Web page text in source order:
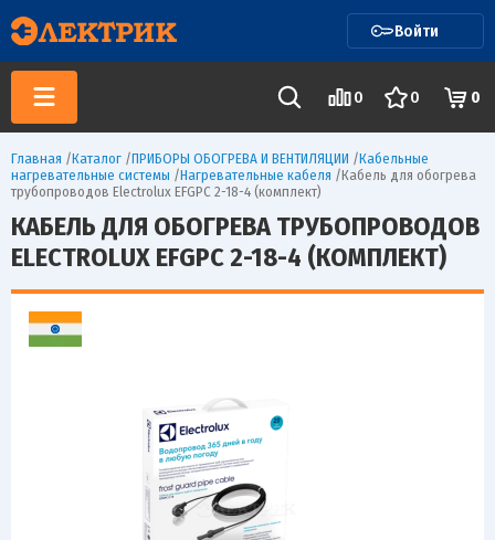
Войти
0 0 0
Главная /Каталог /ПРИБОРЫ ОБОГРЕВА И ВЕНТИЛЯЦИИ /Кабельные
нагревательные системы /Нагревательные кабеля /Кабель для обогрева
трубопроводов Electrolux EFGPC 2-18-4 (комплект)
КАБЕЛЬ ДЛЯ ОБОГРЕВА ТРУБОПРОВОДОВ
ELECTROLUX EFGPC 2-18-4 (КОМПЛЕКТ)